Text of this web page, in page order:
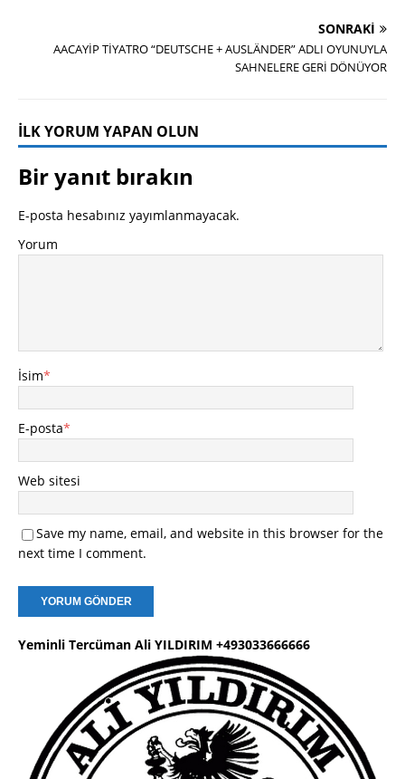
SONRAKI
AACAYİP TİYATRO “DEUTSCHE + AUSLÄNDER” ADLI OYUNUYLA
SAHNELERE GERİ DÖNÜYOR
İLK YORUM YAPAN OLUN
Bir yanıt bırakın
E-posta hesabınız yayımlanmayacak.
Yorum
İsim*
E-posta*
Web sitesi
Save my name, email, and website in this browser for the
next time I comment.
Yeminli Tercüman Ali YILDIRIM +493033666666